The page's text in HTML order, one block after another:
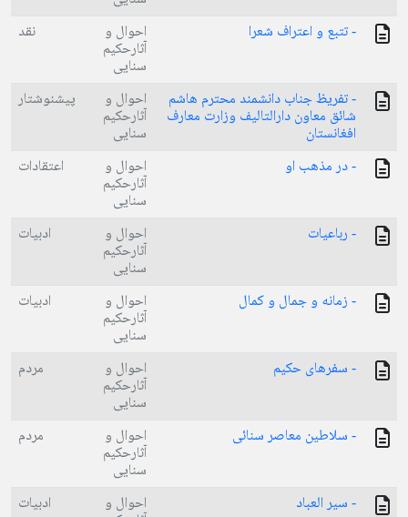
- تتبع و اعتراف شعرا احوال و
آثارحکیم
سنایی
نقد
- تفریظ جناب دانشمند محترم هاشم
شائق معاون دارالتالیف وزارت معارف
افغانستان
احوال و
آثارحکیم
سنایی
پیشنوشتار
- در مذهب او احوال و
آثارحکیم
سنایی
اعتقادات
- رباعیات احوال و
آثارحکیم
سنایی
ادبیات
- زمانه و جمال و کمال احوال و
آثارحکیم
سنایی
ادبیات
- سفرهای حکیم احوال و
آثارحکیم
سنایی
مردم
- سلاطین معاصر سنائی احوال و
آثارحکیم
سنایی
مردم
- سیر العباد احوال و ادبیات